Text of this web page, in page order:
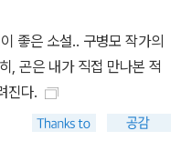
좋은 소설.. 구병모 작가의
, 곤은 내가 직접 만나본 적
진다.